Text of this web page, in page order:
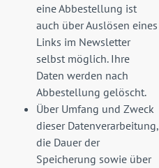
eine Abbestellung ist
auch über Auslösen eines
Links im Newsletter
selbst möglich. Ihre
Daten werden nach
Abbestellung gelöscht.
Über Umfang und Zweck
dieser Datenverarbeitung,
die Dauer der
Speicherung sowie über